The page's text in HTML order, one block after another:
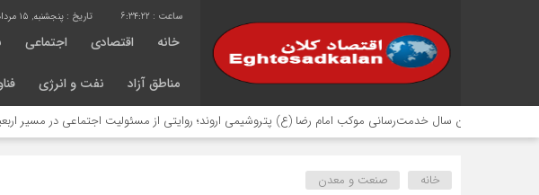
6:34:22 تاریخ : پنجشنبه, ۱۵ مرداد , ۱۴۰۵
خانه اقتصادی اجتماعی
مناطق آزاد نفت و انرژی
سال خدمت‌رسانی موکب امام رضا (ع) پتروشیمی اروند؛ روایتی از مسئولیت اجتماعی در مسیر اربعین
خانه صنعت و معدن